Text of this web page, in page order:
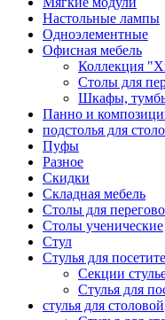
Настольные лампы
Одноэлементные
Офисная мебель
Коллекция
Столы для
Шкафы,
Панно и
подстолья для
Пуфы
Разное
Скидки
Складная мебель
Столы для
Столы ученические
Стул
Стулья для
Секции
Стулья для
стулья для столовой